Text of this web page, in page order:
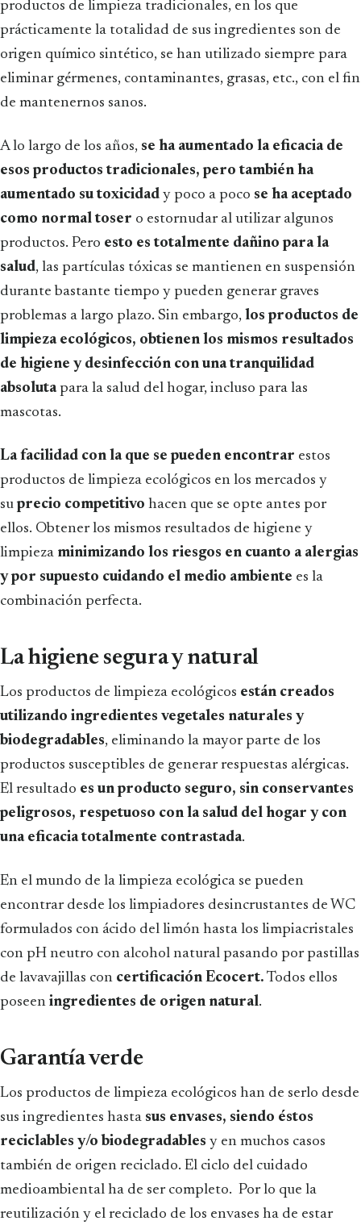
productos de limpieza tradicionales, en los que
prácticamente la totalidad de sus ingredientes son de
origen químico sintético, se han utilizado siempre para
eliminar gérmenes, contaminantes, grasas, etc., con el fin
de mantenernos sanos.
A lo largo de los años, se ha aumentado la eficacia de
esos productos tradicionales, pero también ha
aumentado su toxicidad y poco a poco se ha aceptado
como normal toser o estornudar al utilizar algunos
productos. Pero esto es totalmente dañino para la
salud, las partículas tóxicas se mantienen en suspensión
durante bastante tiempo y pueden generar graves
problemas a largo plazo. Sin embargo, los productos de
limpieza ecológicos, obtienen los mismos resultados
de higiene y desinfección con una tranquilidad
absolutapara la salud del hogar, incluso para las
mascotas.
La facilidad con la que se pueden encontrar estos
productos de limpieza ecológicos en los mercados y
suprecio competitivo hacen que se opte antes por
ellos. Obtener los mismos resultados de higiene y
limpieza minimizando los riesgos en cuanto a alergias
y por supuesto cuidando el medio ambiente es la
combinación perfecta.
La higiene segura y natural
Los productos de limpieza ecológicos están creados
utilizando ingredientes vegetales naturales y
biodegradables, eliminando la mayor parte de los
productos susceptibles de generar respuestas alérgicas.
El resultado es un producto seguro, sin conservantes
peligrosos, respetuoso con la salud del hogar y con
una eficacia totalmente contrastada.
En el mundo de la limpieza ecológica se pueden
encontrar desde los limpiadores desincrustantes de WC
formulados con ácido del limón hasta los limpiacristales
con pH neutro con alcohol natural pasando por pastillas
de lavavajillas con certificación Ecocert. Todos ellos
poseen ingredientes de origen natural.
Garantía verde
Los productos de limpieza ecológicos han de serlo desde
sus ingredientes hasta sus envases, siendo éstos
reciclables y/o biodegradables y en muchos casos
también de origen reciclado. El ciclo del cuidado
medioambiental ha de ser completo. Por lo que la
reutilización y el reciclado de los envases ha de estar